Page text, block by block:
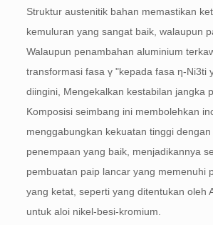
Struktur austenitik bahan memastikan
kemuluran yang sangat baik, walaupun
Walaupun penambahan aluminium
transformasi fasa γ "kepada fasa η-Ni3ti
diingini, Mengekalkan kestabilan jangka
Komposisi seimbang ini membolehkan
menggabungkan kekuatan tinggi
penempaan yang baik, menjadikannya
pembuatan paip lancar yang memenuhi
yang ketat, seperti yang ditentukan oleh
untuk aloi nikel-besi-kromium.